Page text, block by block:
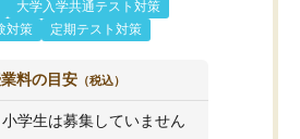
大学入学共通テスト対策
対策
定期テスト対策
料の目安 （税込）
小学生は募集していません